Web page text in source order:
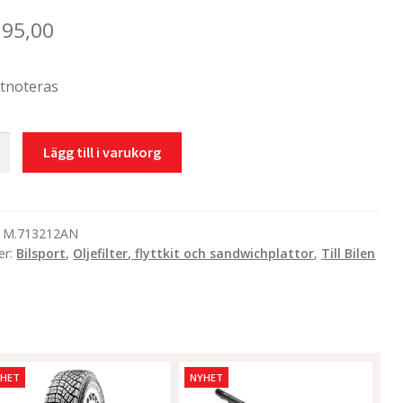
Lägg till i varukorg
M.713212AN
Bilsport, Oljefilter, flyttkit och sandwichplattor, Till Bilen
NYHET